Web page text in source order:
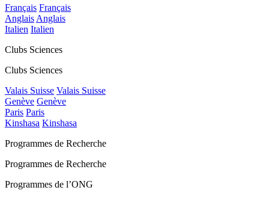
Français Français
AnglaisAnglais
Italien Italien
Clubs Sciences
Clubs Sciences
Valais Suisse Valais Suisse
Genève Genève
Paris Paris
Kinshasa Kinshasa
Programmes de Recherche
Programmes de Recherche
Programmes de l’ONG